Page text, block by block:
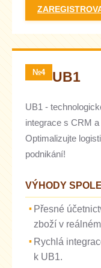
№4 UB1
UB1 -
integrace s CRM
Optimalizujte
podnikání!
VÝHODY
Přesné
zboží v
Rychlá
k UB1.